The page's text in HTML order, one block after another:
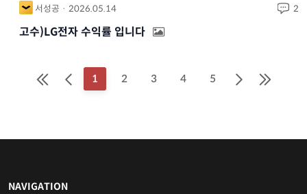
서성공 · 2026.05.14 2
고수)LG전자 수익률 입니다
1 2 3 4 5
NAVIGATION